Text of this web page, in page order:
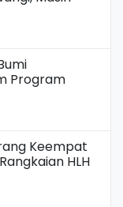
Program
Keempat
HLH